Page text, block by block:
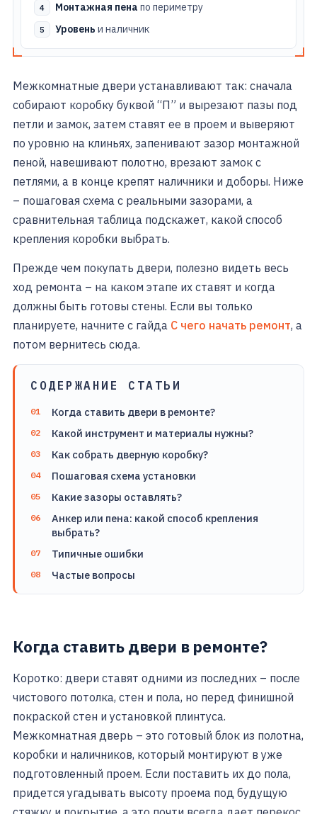
Монтажная пена по периметру
Уровень и наличник
Межкомнатные двери устанавливают так: сначала
собирают коробку буквой “П” и вырезают пазы под
петли и замок, затем ставят ее в проем и выверяют
по уровню на клиньях, запенивают зазор монтажной
пеной, навешивают полотно, врезают замок с
петлями, а в конце крепят наличники и доборы. Ниже
– пошаговая схема с реальными зазорами, а
сравнительная таблица подскажет, какой способ
крепления коробки выбрать.
Прежде чем покупать двери, полезно видеть весь
ход ремонта – на каком этапе их ставят и когда
должны быть готовы стены. Если вы только
планируете, начните с гайда С чего начать ремонт, а
потом вернитесь сюда.
СОДЕРЖАНИЕ СТАТЬИ
Когда ставить двери в ремонте?
Какой инструмент и материалы нужны?
Как собрать дверную коробку?
Пошаговая схема установки
Какие зазоры оставлять?
Анкер или пена: какой способ крепления
выбрать?
Типичные ошибки
Частые вопросы
Когда ставить двери в ремонте?
Коротко: двери ставят одними из последних – после
чистового потолка, стен и пола, но перед финишной
покраской стен и установкой плинтуса.
Межкомнатная дверь – это готовый блок из полотна,
коробки и наличников, который монтируют в уже
подготовленный проем. Если поставить их до пола,
придется угадывать высоту проема под будущую